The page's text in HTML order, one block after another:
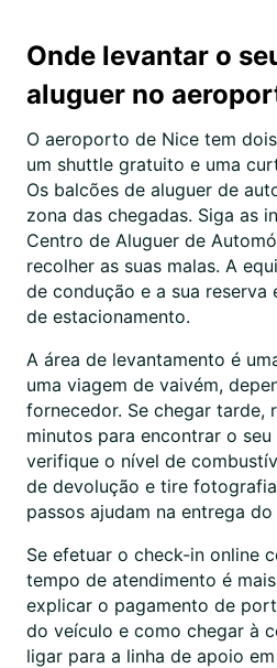
Onde levantar o
aluguer no
O aeroporto de Nice tem
um shuttle gratuito e uma
Os balcões de aluguer de
zona das chegadas. Siga as
Centro de Aluguer de
recolher as suas malas. A
de condução e a sua
de estacionamento.
A área de levantamento é
uma viagem de vaivém,
fornecedor. Se chegar tarde,
minutos para encontrar o
verifique o nível de
de devolução e tire
passos ajudam na entrega
Se efetuar o check-in online
tempo de atendimento é
explicar o pagamento de
do veículo e como chegar à
ligar para a linha de apoio